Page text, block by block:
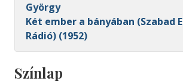
György
Két ember a bányában (Szabad
Rádió) (1952)
Színlap